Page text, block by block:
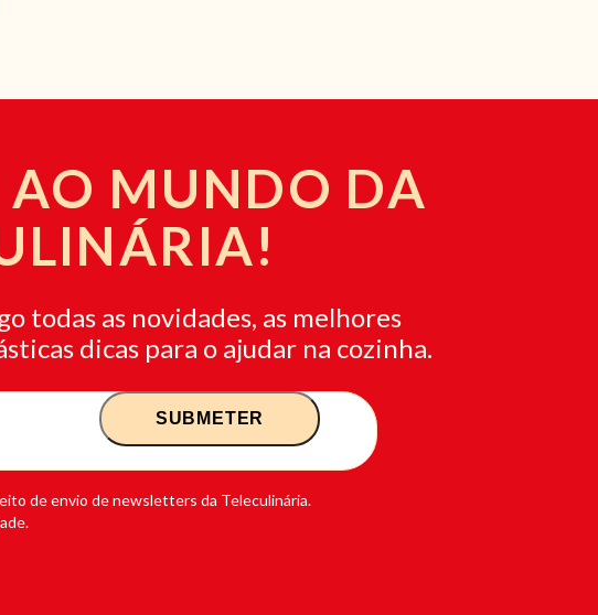
MUNDO DA
todas as novidades, as melhores
dicas para o ajudar na cozinha.
de envio de newsletters da Teleculinária.